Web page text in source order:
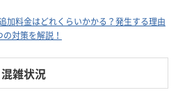
加料金はどれくらいかかる？発生する理由
対策を解説！
雑状況